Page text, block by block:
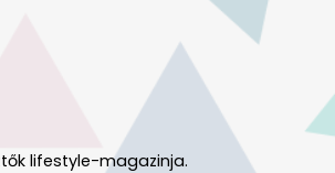
lifestyle-magazinja.